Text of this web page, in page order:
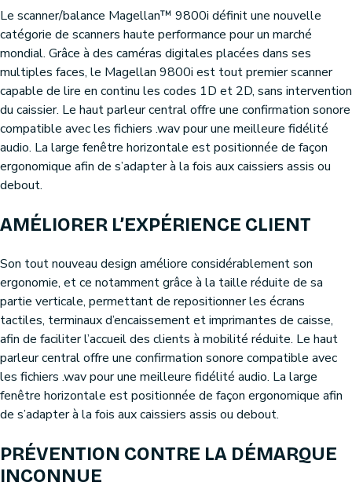
Le scanner/balance Magellan™ 9800i définit une nouvelle
catégorie de scanners haute performance pour un marché
mondial. Grâce à des caméras digitales placées dans ses
multiples faces, le Magellan 9800i est tout premier scanner
capable de lire en continu les codes 1D et 2D, sans intervention
du caissier. Le haut parleur central offre une confirmation sonore
compatible avec les fichiers .wav pour une meilleure fidélité
audio. La large fenêtre horizontale est positionnée de façon
ergonomique afin de s’adapter à la fois aux caissiers assis ou
debout.
AMÉLIORER L’EXPÉRIENCE CLIENT
Son tout nouveau design améliore considérablement son
ergonomie, et ce notamment grâce à la taille réduite de sa
partie verticale, permettant de repositionner les écrans
tactiles, terminaux d’encaissement et imprimantes de caisse,
afin de faciliter l’accueil des clients à mobilité réduite. Le haut
parleur central offre une confirmation sonore compatible avec
les fichiers .wav pour une meilleure fidélité audio. La large
fenêtre horizontale est positionnée de façon ergonomique afin
de s’adapter à la fois aux caissiers assis ou debout.
PRÉVENTION CONTRE LA DÉMARQUE
INCONNUE